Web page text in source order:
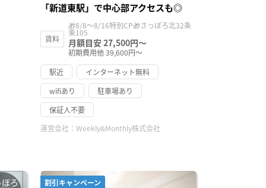
「新道東駅」で中心部アクセスも◎
賃料
🎁8/8～8/16特別CP🎁さっぽろ北32条
東105
月額目安 27,500円～
初期費用他 39,600円～
駅近
インターネット無料
wifiあり
駐車場あり
保証人不要
運営会社：Weekly&Monthly株式会社
割引キャンペーン